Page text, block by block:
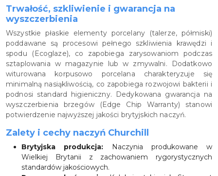
Trwałość, szkliwienie i gwarancja na
wyszczerbienia
Wszystkie płaskie elementy porcelany (talerze, półmiski)
poddawane są procesowi pełnego szkliwienia krawędzi i
spodu (Ecoglaze), co zapobiega zarysowaniom podczas
sztaplowania w magazynie lub w zmywalni. Dodatkowo
witurowana korpusowo porcelana charakteryzuje się
minimalną nasiąkliwością, co zapobiega rozwojowi bakterii i
podnosi standard higieniczny. Dedykowana gwarancja na
wyszczerbienia brzegów (Edge Chip Warranty) stanowi
potwierdzenie najwyższej jakości brytyjskich naczyń.
Zalety i cechy naczyń Churchill
Brytyjska produkcja: Naczynia produkowane w
Wielkiej Brytanii z zachowaniem rygorystycznych
standardów jakościowych.